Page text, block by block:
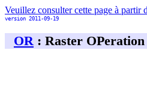
Veuillez consulter cette page à partir
version 2011-09-19
OR : Raster